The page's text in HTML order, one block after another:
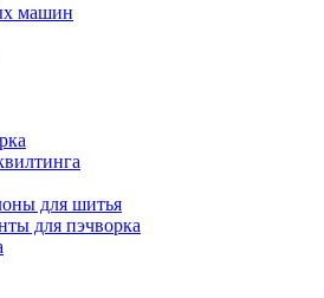
машин
для шитья
для пэчворка